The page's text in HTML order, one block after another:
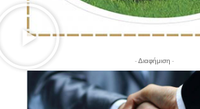
- Διαφήμιση -